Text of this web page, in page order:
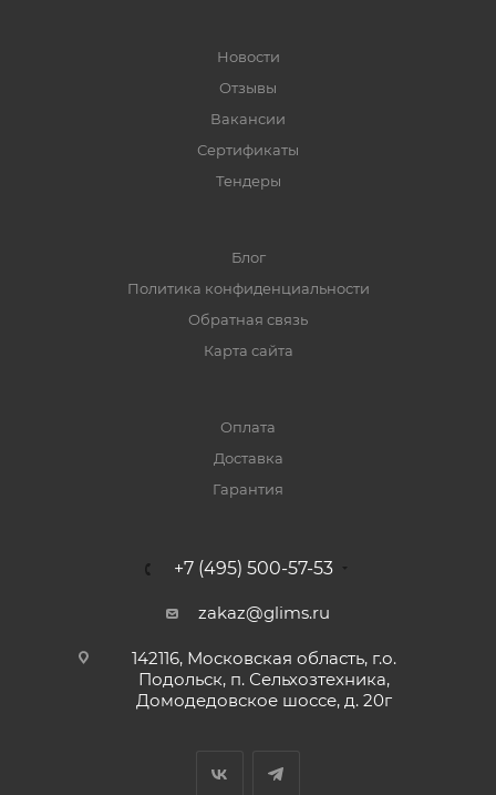
Новости
Отзывы
Вакансии
Сертификаты
Тендеры
Блог
Политика конфиденциальности
Обратная связь
Карта сайта
Оплата
Доставка
Гарантия
+7 (495) 500-57-53
zakaz@glims.ru
142116, Московская область, г.о.
Подольск, п. Сельхозтехника,
Домодедовское шоссе, д. 20г